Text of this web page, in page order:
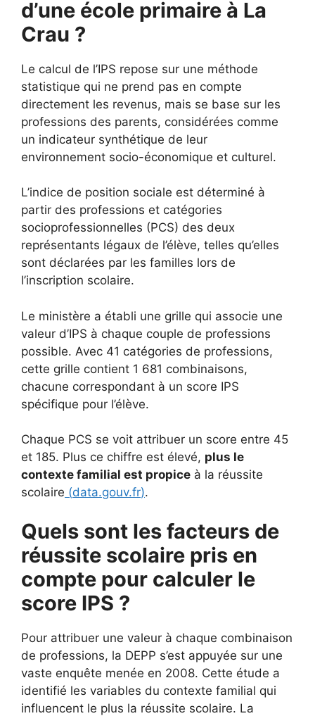
d’une école primaire à La
Crau ?
Le calcul de l’IPS repose sur une méthode
statistique qui ne prend pas en compte
directement les revenus, mais se base sur les
professions des parents, considérées comme
un indicateur synthétique de leur
environnement socio-économique et culturel.
L’indice de position sociale est déterminé à
partir des professions et catégories
socioprofessionnelles (PCS) des deux
représentants légaux de l’élève, telles qu’elles
sont déclarées par les familles lors de
l’inscription scolaire.
Le ministère a établi une grille qui associe une
valeur d’IPS à chaque couple de professions
possible. Avec 41 catégories de professions,
cette grille contient 1 681 combinaisons,
chacune correspondant à un score IPS
spécifique pour l’élève.
Chaque PCS se voit attribuer un score entre 45
et 185. Plus ce chiffre est élevé, plus le
contexte familial est propice à la réussite
scolaire (data.gouv.fr).
Quels sont les facteurs de
réussite scolaire pris en
compte pour calculer le
score IPS ?
Pour attribuer une valeur à chaque combinaison
de professions, la DEPP s’est appuyée sur une
vaste enquête menée en 2008. Cette étude a
identifié les variables du contexte familial qui
influencent le plus la réussite scolaire. La